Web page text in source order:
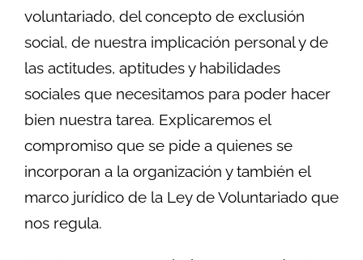
voluntariado, del concepto de exclusión
social, de nuestra implicación personal y de
las actitudes, aptitudes y habilidades
sociales que necesitamos para poder hacer
bien nuestra tarea. Explicaremos el
compromiso que se pide a quienes se
incorporan a la organización y también el
marco jurídico de la Ley de Voluntariado que
nos regula.